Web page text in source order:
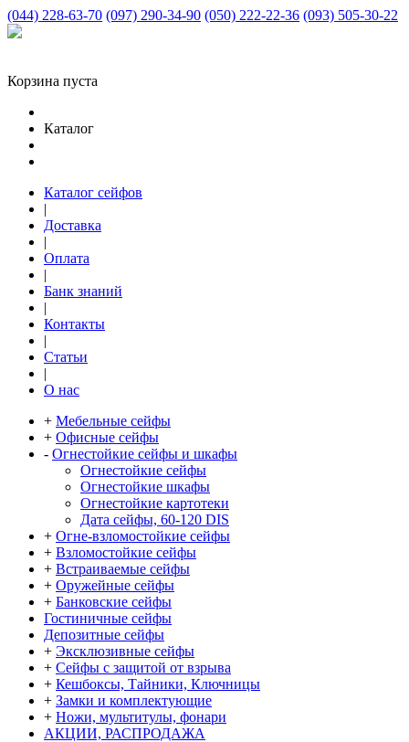
(044) 228-63-70 (097) 290-34-90 (050) 222-22-36 (093) 505-30-22
Корзина пуста
Каталог
Каталог сейфов
|
Доставка
|
Оплата
|
Банк знаний
|
Контакты
|
Статьи
|
О нас
+ Мебельные сейфы
+ Офисные сейфы
- Огнестойкие сейфы и шкафы
Огнестойкие сейфы
Огнестойкие шкафы
Огнестойкие картотеки
Дата сейфы, 60-120 DIS
+ Огне-взломостойкие сейфы
+ Взломостойкие сейфы
+ Встраиваемые сейфы
+ Оружейные сейфы
+ Банковские сейфы
Гостиничные сейфы
Депозитные сейфы
+ Эксклюзивные сейфы
+ Сейфы с защитой от взрыва
+ Кешбоксы, Тайники, Ключницы
+ Замки и комплектующие
+ Ножи, мультитулы, фонари
АКЦИИ, РАСПРОДАЖА